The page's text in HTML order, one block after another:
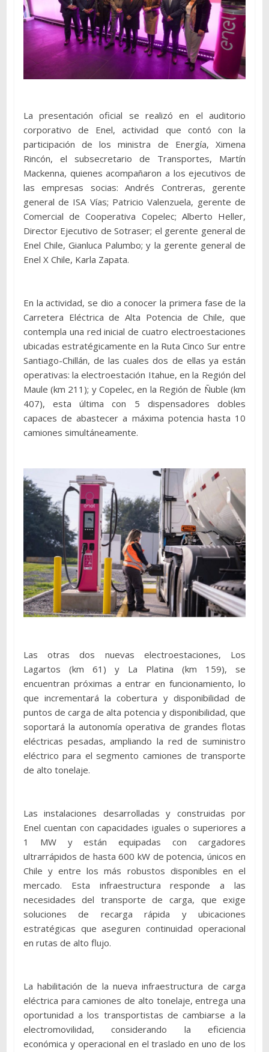
La presentación oficial se realizó en el auditorio
corporativo de Enel, actividad que contó con la
participación de los ministra de Energía, Ximena
Rincón, el subsecretario de Transportes, Martín
Mackenna, quienes acompañaron a los ejecutivos de
las empresas socias: Andrés Contreras, gerente
general de ISA Vías; Patricio Valenzuela, gerente de
Comercial de Cooperativa Copelec; Alberto Heller,
Director Ejecutivo de Sotraser; el gerente general de
Enel Chile, Gianluca Palumbo; y la gerente general de
Enel X Chile, Karla Zapata.
En la actividad, se dio a conocer la primera fase de la
Carretera Eléctrica de Alta Potencia de Chile, que
contempla una red inicial de cuatro electroestaciones
ubicadas estratégicamente en la Ruta Cinco Sur entre
Santiago-Chillán, de las cuales dos de ellas ya están
operativas: la electroestación Itahue, en la Región del
Maule (km 211); y Copelec, en la Región de Ñuble (km
407), esta última con 5 dispensadores dobles
capaces de abastecer a máxima potencia hasta 10
camiones simultáneamente.
Las otras dos nuevas electroestaciones, Los
Lagartos (km 61) y La Platina (km 159), se
encuentran próximas a entrar en funcionamiento, lo
que incrementará la cobertura y disponibilidad de
puntos de carga de alta potencia y disponibilidad, que
soportará la autonomía operativa de grandes flotas
eléctricas pesadas, ampliando la red de suministro
eléctrico para el segmento camiones de transporte
de alto tonelaje.
Las instalaciones desarrolladas y construidas por
Enel cuentan con capacidades iguales o superiores a
1 MW y están equipadas con cargadores
ultrarrápidos de hasta 600 kW de potencia, únicos en
Chile y entre los más robustos disponibles en el
mercado. Esta infraestructura responde a las
necesidades del transporte de carga, que exige
soluciones de recarga rápida y ubicaciones
estratégicas que aseguren continuidad operacional
en rutas de alto flujo.
La habilitación de la nueva infraestructura de carga
eléctrica para camiones de alto tonelaje, entrega una
oportunidad a los transportistas de cambiarse a la
electromovilidad, considerando la eficiencia
económica y operacional en el traslado en uno de los